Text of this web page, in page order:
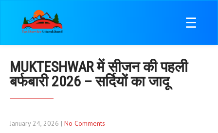
☰
MUKTESHWAR में सीजन की पहली
बर्फबारी 2026 – सर्दियों का जादू
January 24, 2026 | No Comments